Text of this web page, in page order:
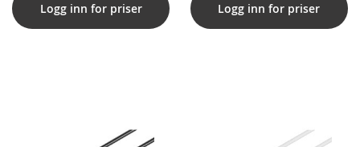
Logg inn for priser Logg inn for priser